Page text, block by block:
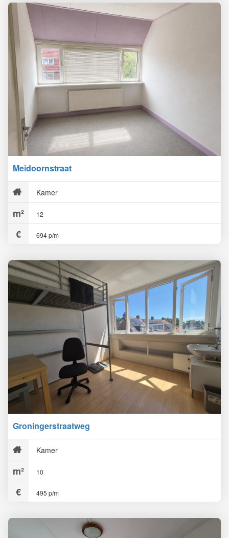
Meidoornstraat
Kamer
12
694 p/m
Groningerstraatweg
Kamer
10
495 p/m